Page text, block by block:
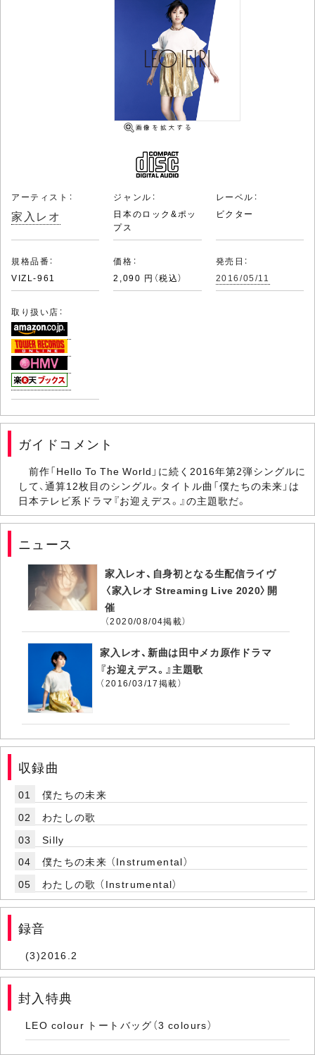
アーティスト：
家入レオ
ジャンル：
日本のロック&ポッ
プス
レーベル：
ビクター
規格品番：
VIZL-961
価格：
2,090 円（税込）
発売日：
2016/05/11
取り扱い店：
ガイドコメント
前作「Hello To The World」に続く2016年第2弾シングルに
して、通算12枚目のシングル。タイトル曲「僕たちの未来」は
日本テレビ系ドラマ『お迎えデス。』の主題歌だ。
ニュース
家入レオ、自身初となる生配信ライヴ
〈家入レオ Streaming Live 2020〉開
催
（2020/08/04掲載）
家入レオ、新曲は田中メカ原作ドラマ
『お迎えデス。』主題歌
（2016/03/17掲載）
収録曲
01
僕たちの未来
02
わたしの歌
03
Silly
04
僕たちの未来 （Instrumental）
05
わたしの歌 （Instrumental）
録音
(3)2016.2
封入特典
LEO colour トートバッグ（3 colours）